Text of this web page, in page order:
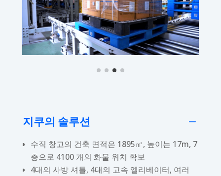
지쿠의 솔루션 K
수직 창고의 건축 면적은 1895㎡, 높이는 17m, 7
층으로 4100 개의 화물 위치 확보
4대의 사방 셔틀, 4대의 고속 엘리베이터, 여러